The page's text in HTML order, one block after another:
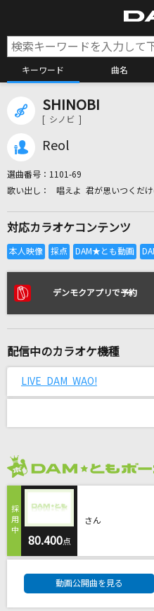
キーワード 曲名
全国
リアルタイムで
[生音]ハッピーエンド
Rock this Party
Preserved Roses
[良音]COLORS
FLOW
SHINOBI
[ シノビ ]
Reol
選曲番号： 1101-69
唱えよ 君が思いつくだ
対応カラオケコンテンツ
デンモクアプリで予約
配信中のカラオケ機種
LIVE DAM WAO!
80.400点
さん
動画公開曲を見る